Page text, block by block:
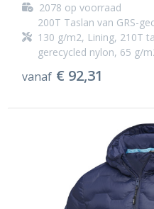
2078 op voorraad
200T Taslan van GRS-
130 g/m2, Lining, 210T
gerecycled nylon, 65 g/
vanaf € 92,31